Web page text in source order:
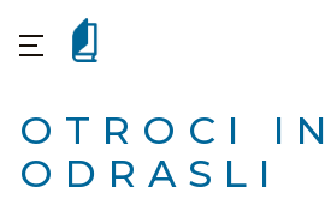
OTROCI IN
ODRASLI